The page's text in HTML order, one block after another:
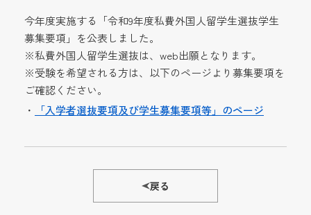
今年度実施する「令和9年度私費外国人留学生選抜学生
募集要項」を公表しました。
※私費外国人留学生選抜は、web出願となります。
※受験を希望される方は、以下のページより募集要項を
ご確認ください。
・
「入学者選抜要項及び学生募集要項等」のページ
戻る